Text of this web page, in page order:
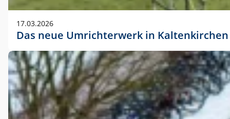
17.03.2026
Das neue Umrichterwerk in Kaltenkirchen